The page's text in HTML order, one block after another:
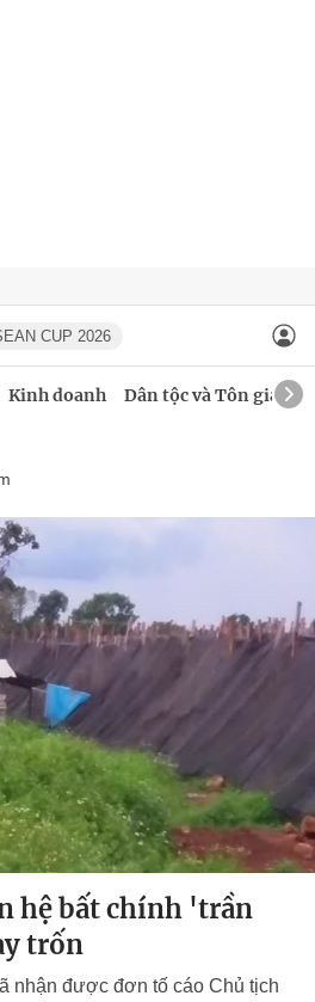
CUP 2026
Kinh doanh Dân tộc và Tôn giáo
hệ bất chính 'trần
trốn
nhận được đơn tố cáo Chủ tịch